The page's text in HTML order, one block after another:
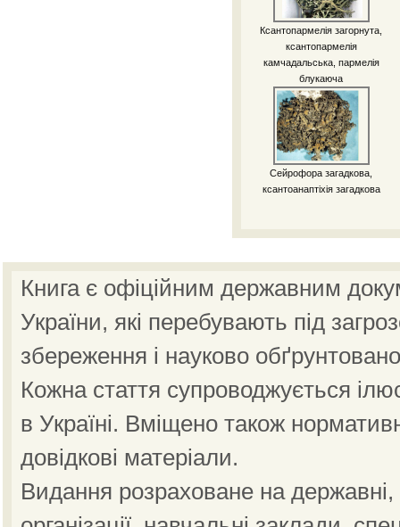
Ксантопармелія загорнута,
ксантопармелія
камчадальська, пармелія
блукаюча
Сейрофора загадкова,
ксантоанаптіхія загадкова
Книга є офіційним державним
України, які перебувають під
збереження і науково
Кожна стаття супроводжується
в Україні. Вміщено також
довідкові матеріали.
Видання розраховане на державні,